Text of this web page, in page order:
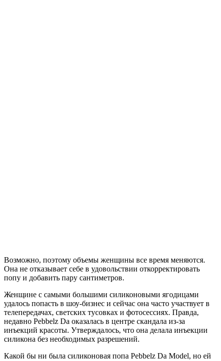
Возможно, поэтому объемы женщины все время меняются.
Она не отказывает себе в удовольствии откорректировать
попу и добавить пару сантиметров.
Женщине с самыми большими силиконовыми ягодицами
удалось попасть в шоу-бизнес и сейчас она часто участвует в
телепередачах, светских тусовках и фотосессиях. Правда,
недавно Pebbelz Da оказалась в центре скандала из-за
инъекций красоты. Утверждалось, что она делала инъекции
силикона без необходимых разрешений.
Какой бы ни была силиконовая попа Pebbelz Da Model, но ей